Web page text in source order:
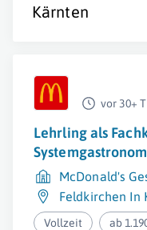
Kärnten
vor 30+ T
Lehrling als
McDonald's
Feldkirchen In
Vollzeit ab